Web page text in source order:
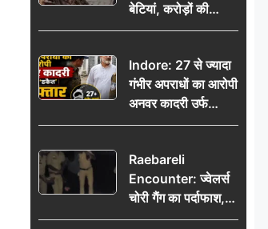
बेटियां, करोड़ों की
कमाई… फिर भी पिता
अंतिम दिन, 5100 रुपये
भेजकर कहा– अंतिम
संस्कार कर दीजिए हम
नहीं आ पाएंगे
Indore: 27 से ज्यादा
गंभीर अपराधों का आरोपी
अनवर कादरी उर्फ
‘डकैत’ गिरफ्तार, इंदौर
Raebareli
Encounter: ज्वेलर्स
चोरी गैंग का पर्दाफाश,
पुलिस मुठभेड़ में दो